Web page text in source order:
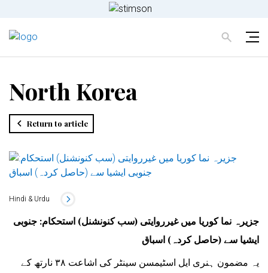
North Korea
Return to article
Hindi & Urdu
جزیرہ نما کوریا میں غیرروایتی (سب کنونشنل) استحکام: جنوبی
ایشیا سے (حاصل کردہ) اسباق
یہ مضمون ہنری ایل اسٹیمسن سینٹر کی اشاعت ۳۸ نارتھ کے